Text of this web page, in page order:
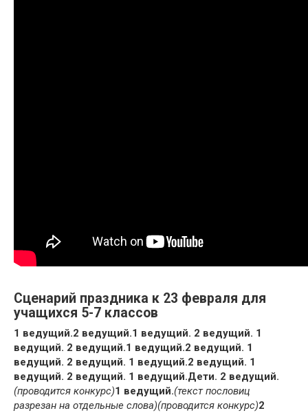
Сценарий праздника к 23 февраля для
учащихся 5-7 классов
1 ведущий.2 ведущий.1 ведущий. 2 ведущий. 1
ведущий. 2 ведущий.1 ведущий.2 ведущий. 1
ведущий. 2 ведущий. 1 ведущий.2 ведущий. 1
ведущий. 2 ведущий. 1 ведущий.Дети. 2 ведущий.
(проводится конкурс)1 ведущий.(текст пословиц
разрезан на отдельные слова)(проводится конкурс)2